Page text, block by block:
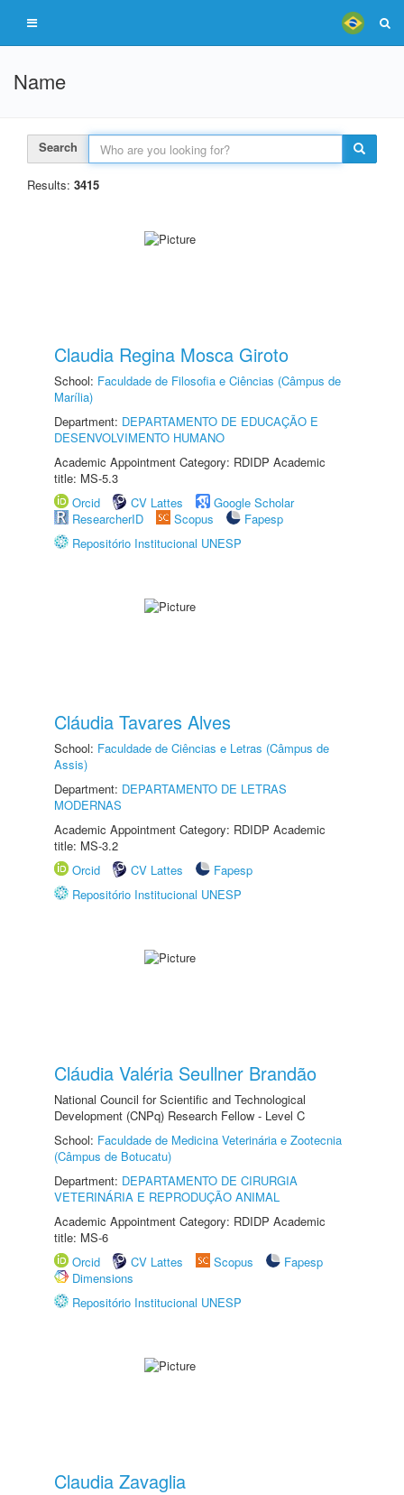
Name
Search
Results: 3415
Claudia Regina Mosca Giroto
School: Faculdade de Filosofia e Ciências (Câmpus de
Marília)
Department: DEPARTAMENTO DE EDUCAÇÃO E
DESENVOLVIMENTO HUMANO
Academic Appointment Category: RDIDP Academic
title: MS-5.3
Orcid
CV Lattes
Google Scholar
ResearcherID
Scopus
Fapesp
Repositório Institucional UNESP
Cláudia Tavares Alves
School: Faculdade de Ciências e Letras (Câmpus de
Assis)
Department: DEPARTAMENTO DE LETRAS
MODERNAS
Academic Appointment Category: RDIDP Academic
title: MS-3.2
Orcid
CV Lattes
Fapesp
Repositório Institucional UNESP
Cláudia Valéria Seullner Brandão
National Council for Scientific and Technological
Development (CNPq) Research Fellow - Level C
School: Faculdade de Medicina Veterinária e Zootecnia
(Câmpus de Botucatu)
Department: DEPARTAMENTO DE CIRURGIA
VETERINÁRIA E REPRODUÇÃO ANIMAL
Academic Appointment Category: RDIDP Academic
title: MS-6
Orcid
CV Lattes Scopus
Fapesp
Dimensions
Repositório Institucional UNESP
Claudia Zavaglia